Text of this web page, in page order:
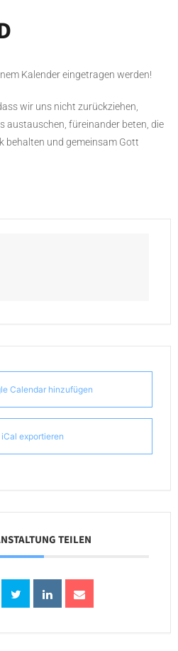
Kalender eingetragen werden!
wir uns nicht zurückziehen,
austauschen, füreinander beten, die
behalten und gemeinsam Gott
Calendar hinzufügen
exportieren
TEILEN